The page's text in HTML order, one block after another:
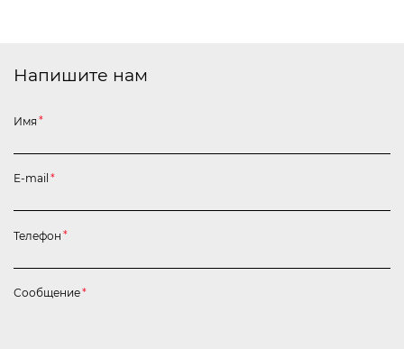
Напишите нам
Имя *
E-mail *
Телефон *
Сообщение*